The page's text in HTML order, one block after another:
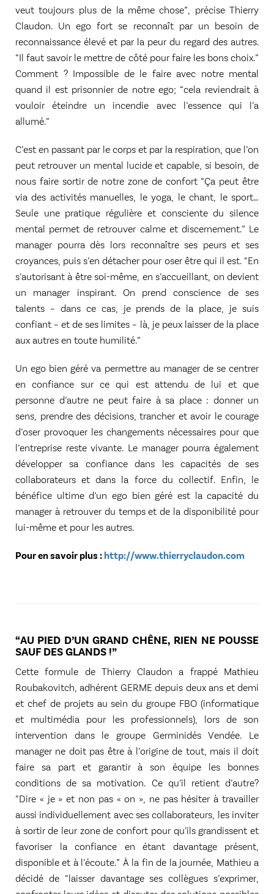
veut toujours plus de la même chose”, précise Thierry
Claudon. Un ego fort se reconnaît par un besoin de
reconnaissance élevé et par la peur du regard des autres.
“Il faut savoir le mettre de côté pour faire les bons choix.”
Comment ? Impossible de le faire avec notre mental
quand il est prisonnier de notre ego; “cela reviendrait à
vouloir éteindre un incendie avec l’essence qui l’a
allumé.”
C’est en passant par le corps et par la respiration, que l’on
peut retrouver un mental lucide et capable, si besoin, de
nous faire sortir de notre zone de confort “Ça peut être
via des activités manuelles, le yoga, le chant, le sport…
Seule une pratique régulière et consciente du silence
mental permet de retrouver calme et discernement.” Le
manager pourra dès lors reconnaître ses peurs et ses
croyances, puis s’en détacher pour oser être qui il est. “En
s’autorisant à être soi-même, en s’accueillant, on devient
un manager inspirant. On prend conscience de ses
talents – dans ce cas, je prends de la place, je suis
confiant – et de ses limites – là, je peux laisser de la place
aux autres en toute humilité.”
Un ego bien géré va permettre au manager de se centrer
en confiance sur ce qui est attendu de lui et que
personne d’autre ne peut faire à sa place : donner un
sens, prendre des décisions, trancher et avoir le courage
d’oser provoquer les changements nécessaires pour que
l’entreprise reste vivante. Le manager pourra également
développer sa confiance dans les capacités de ses
collaborateurs et dans la force du collectif. Enfin, le
bénéfice ultime d’un ego bien géré est la capacité du
manager à retrouver du temps et de la disponibilité pour
lui-même et pour les autres.
Pour en savoir plus : http://www.thierryclaudon.com
“AU PIED D’UN GRAND CHÊNE, RIEN NE POUSSE
SAUF DES GLANDS !”
Cette formule de Thierry Claudon a frappé Mathieu
Roubakovitch, adhérent GERME depuis deux ans et demi
et chef de projets au sein du groupe FBO (informatique
et multimédia pour les professionnels), lors de son
intervention dans le groupe Germinidés Vendée. Le
manager ne doit pas être à l’origine de tout, mais il doit
faire sa part et garantir à son équipe les bonnes
conditions de sa motivation. Ce qu’il retient d’autre?
“Dire « je » et non pas « on », ne pas hésiter à travailler
aussi individuellement avec ses collaborateurs, les inviter
à sortir de leur zone de confort pour qu’ils grandissent et
favoriser la confiance en étant davantage présent,
disponible et à l’écoute.” À la fin de la journée, Mathieu a
décidé de “laisser davantage ses collègues s’exprimer,